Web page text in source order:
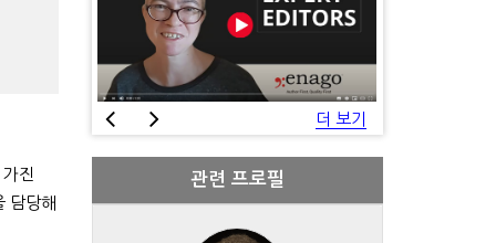
진
담당해
더 보기
관련 프로필